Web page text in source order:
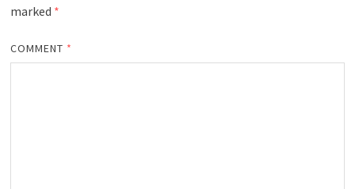
marked *
COMMENT *